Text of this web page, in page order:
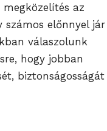
az
számos előnnyel jár
válaszolunk
hogy jobban
biztonságosságát